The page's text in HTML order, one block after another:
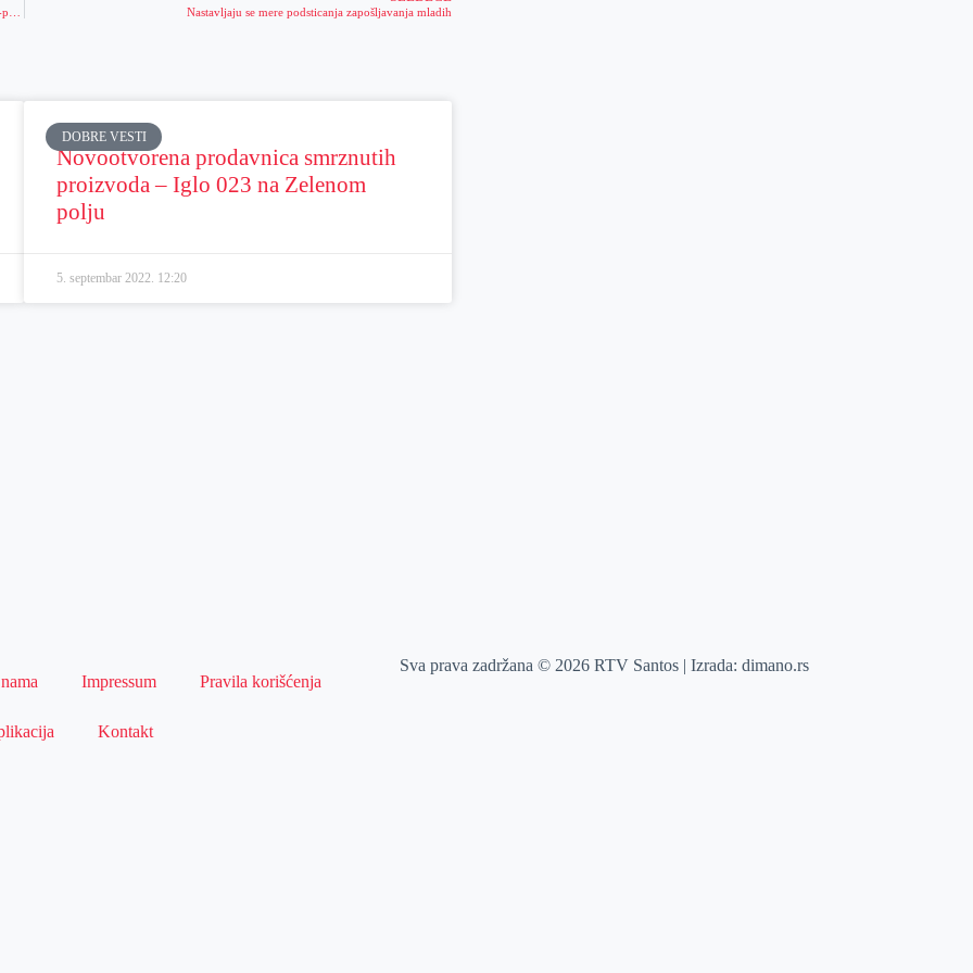
Nastavljaju se mere podsticanja zapošljavanja mladih
DOBRE VESTI
Novootvorena prodavnica smrznutih
proizvoda – Iglo 023 na Zelenom
polju
5. septembar 2022. 12:20
Impressum Pravila korišćenja
Kontakt
Sva prava zadržana © 2026 RTV Santos | Izrada:dimano.rs